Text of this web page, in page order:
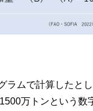
ムで計算したと
万トンという数